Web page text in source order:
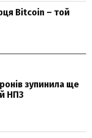
Bitcoin – той
зупинила ще
НПЗ